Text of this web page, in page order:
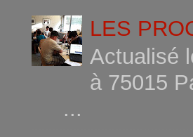
LES
Actualisé
à
...